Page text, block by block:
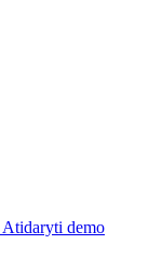
Atidaryti demo